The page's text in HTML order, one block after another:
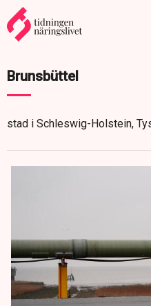
Brunsbüttel
stad i Schleswig-Holstein,